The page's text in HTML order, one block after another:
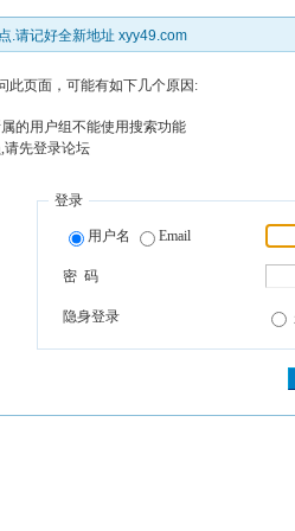
.请记好全新地址 xyy49.com
此页面，可能有如下几个原因:
的用户组不能使用搜索功能
请先登录论坛
登录
用户名 Email
密 码
隐身登录